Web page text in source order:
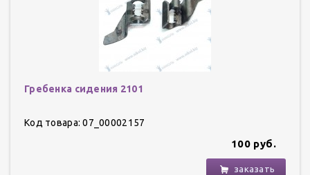
Гребенка сидения 2101
Код товара: 07_00002157
100 руб.
заказать